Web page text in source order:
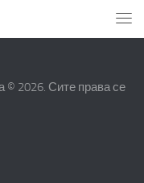
2026. Сите права се